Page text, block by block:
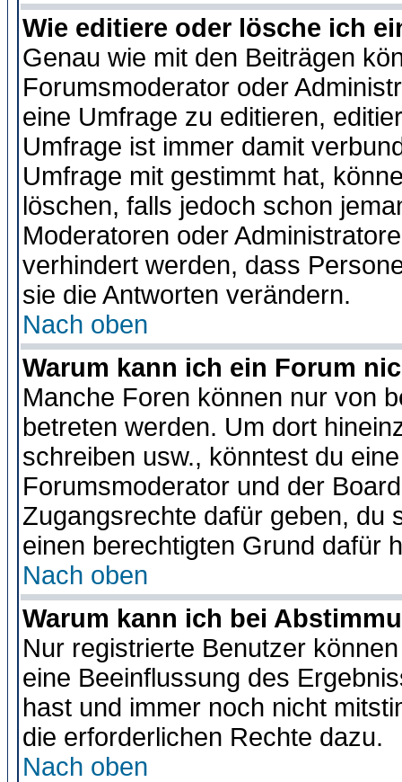
Wie editiere oder lösche ich
Genau wie mit den Beiträgen
Forumsmoderator oder
eine Umfrage zu editieren,
Umfrage ist immer damit
Umfrage mit gestimmt hat,
löschen, falls jedoch schon
Moderatoren oder
verhindert werden, dass
sie die Antworten verändern.
Nach oben
Warum kann ich ein Forum
Manche Foren können nur von
betreten werden. Um dort
schreiben usw., könntest du
Forumsmoderator und der
Zugangsrechte dafür geben, du
einen berechtigten Grund dafür
Nach oben
Warum kann ich bei
Nur registrierte Benutzer
eine Beeinflussung des
hast und immer noch nicht
die erforderlichen Rechte dazu.
Nach oben